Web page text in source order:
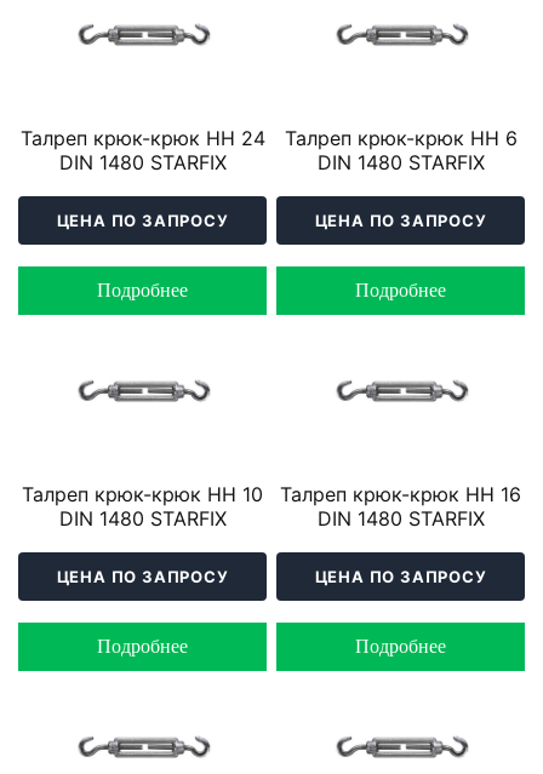
Талреп крюк-крюк HH 24
DIN 1480 STARFIX
ЦЕНА ПО ЗАПРОСУ
Подробнее
Талреп крюк-крюк HH 6
DIN 1480 STARFIX
ЦЕНА ПО ЗАПРОСУ
Подробнее
Талреп крюк-крюк HH 10
DIN 1480 STARFIX
ЦЕНА ПО ЗАПРОСУ
Подробнее
Талреп крюк-крюк HH 16
DIN 1480 STARFIX
ЦЕНА ПО ЗАПРОСУ
Подробнее